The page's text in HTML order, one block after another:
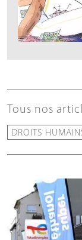
Tous nos
DROITS